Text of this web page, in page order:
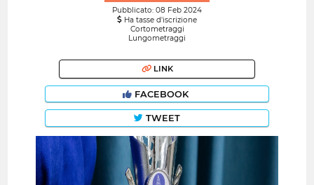
Pubblicato: 08 Feb 2024
Ha tasse d'iscrizione
Cortometraggi
Lungometraggi
LINK
FACEBOOK
TWEET